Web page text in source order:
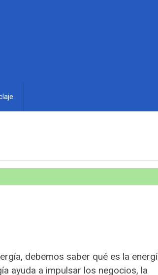
debemos saber qué es la
ayuda a impulsar los negocios, la